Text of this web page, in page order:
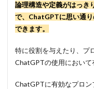
論理構造や定義がはっき
で、ChatGPTに思い通
できます。
特に役割を与えたり、プ
ChatGPTの使用において
ChatGPTに有効なプロ